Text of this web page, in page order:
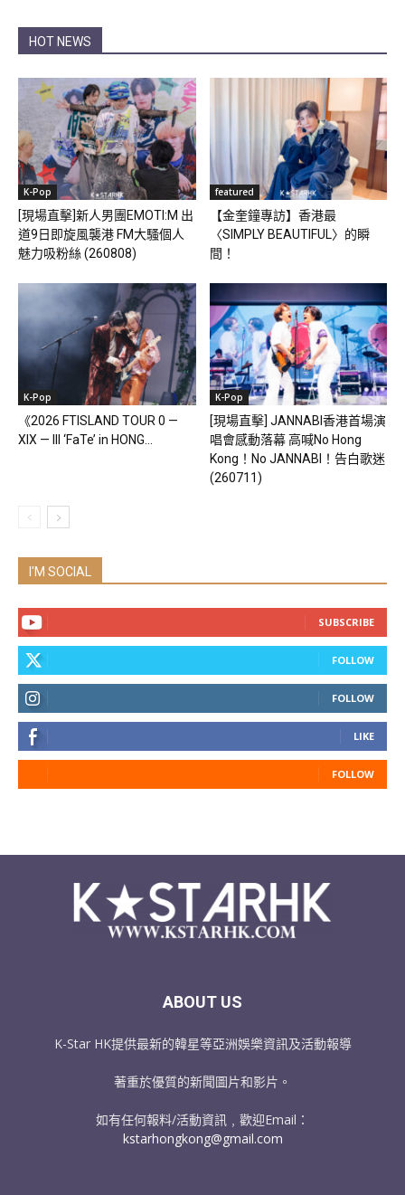
HOT NEWS
K-Pop
[現場直擊]新人男團EMOTI:M 出
道9日即旋風襲港 FM大騷個人
魅力吸粉絲 (260808)
featured
【金奎鐘專訪】香港最
〈SIMPLY BEAUTIFUL〉的瞬
間！
K-Pop
《2026 FTISLAND TOUR 0 —
XIX — III ‘FaTe’ in HONG...
K-Pop
[現場直擊] JANNABI香港首場演
唱會感動落幕 高喊No Hong
Kong！No JANNABI！告白歌迷
(260711)
I'M SOCIAL
SUBSCRIBE
FOLLOW
FOLLOW
LIKE
FOLLOW
ABOUT US
K-Star HK提供最新的韓星等亞洲娛樂資訊及活動報導
著重於優質的新聞圖片和影片。
如有任何報料/活動資訊﹐歡迎Email：
kstarhongkong@gmail.com